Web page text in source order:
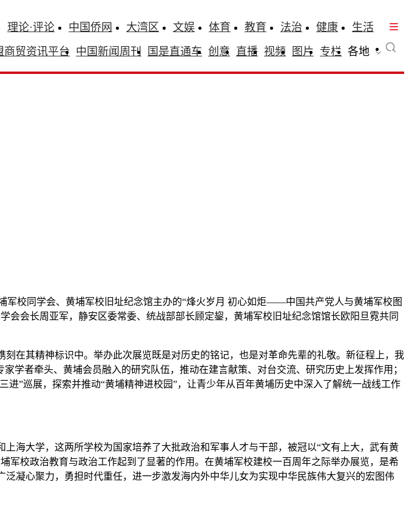
理论·评论 中国侨网 大湾区 文娱 体育 教育 法治 健康
生活
贸资讯平台 中国新闻周刊 国是直通车 创意 直播 视频 图片 专栏 各地
军校同学会、黄埔军校旧址纪念馆主办的“烽火岁月 初心如炬——中国共产党人与黄埔军校图
会长周亚军，静安区委常委、统战部部长顾定鋆，黄埔军校旧址纪念馆馆长欧阳旦霓共同
其精神标识中。举办此次展览既是对历史的铭记，也是对革命先辈的礼敬。新征程上，我
学者牵头、黄埔会员融入的研究队伍，推动在建言献策、对台交流、研究历史上发挥作用；
”巡展，探索并推动“黄埔精神进校园”，让青少年从百年黄埔历史中深入了解统一战线工作
大学，这两所学校为国家培养了大批政治和军事人才与干部，被冠以“文有上大，武有黄
校政治教育与政治工作起到了显著的作用。在黄埔军校建校一百周年之际举办展览，是希
凝心聚力，勇担时代重任，进一步激发海内外中华儿女为实现中华民族伟大复兴的宏图伟